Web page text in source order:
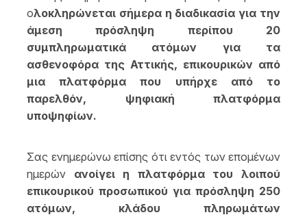
ολοκληρώνεται σήμερα η διαδικασία για την
άμεση πρόσληψη περίπου 20
συμπληρωματικά ατόμων για τα
ασθενοφόρα της Αττικής, επικουρικών από
μια πλατφόρμα που υπήρχε από το
παρελθόν, ψηφιακή πλατφόρμα
υποψηφίων.
Σας ενημερώνω επίσης ότι εντός των επομένων
ημερών ανοίγει η πλατφόρμα του λοιπού
επικουρικού προσωπικού για πρόσληψη 250
ατόμων, κλάδου πληρωμάτων